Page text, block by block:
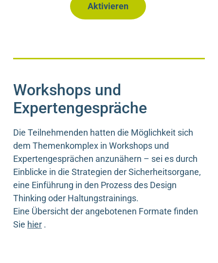
Aktivieren
Workshops und
Expertengespräche
Die Teilnehmenden hatten die Möglichkeit sich
dem Themenkomplex in Workshops und
Expertengesprächen anzunähern – sei es durch
Einblicke in die Strategien der Sicherheitsorgane,
eine Einführung in den Prozess des Design
Thinking oder Haltungstrainings.
Eine Übersicht der angebotenen Formate finden
Sie hier .